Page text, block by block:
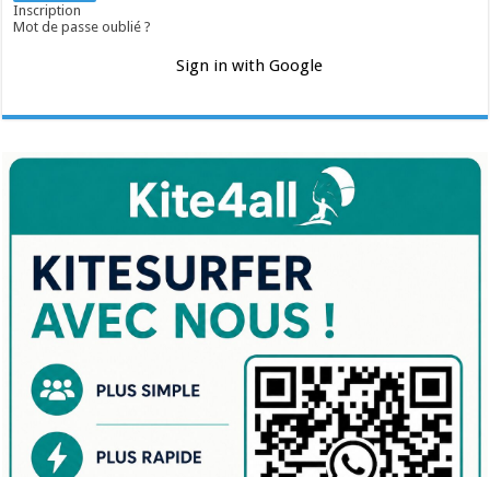
Inscription
Mot de passe oublié ?
Sign in with Google